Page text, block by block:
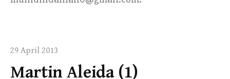
29 April 2013
Martin Aleida (1)